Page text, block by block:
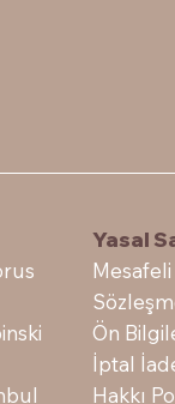
Yasal
Mesafeli
Ön
İptal
Hakkı